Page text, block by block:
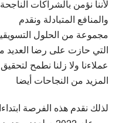
لأننا نؤمن بالشراكات الناجحة
والمنافع المتبادلة ونقدم
مجموعة من الحلول التسويقية
التي حازت على رضا العديد من
عملاءنا ولا زلنا نطمح لتحقيق
المزيد من النجاحات أيضا
لذلك نقدم هذه الفرصة ابتداءا